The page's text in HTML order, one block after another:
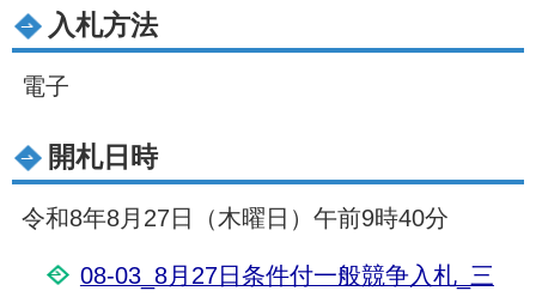
入札方法
電子
開札日時
令和8年8月27日（木曜日）午前9時40分
08-03_8月27日条件付一般競争入札_三